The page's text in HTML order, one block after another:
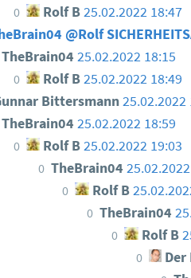
0 Rolf B25.02.2022 18:47
@Rolf
TheBrain04 25.02.2022 18:15
0 Rolf B25.02.2022 18:49
Bittersmann25.02.2022
TheBrain04 25.02.2022 18:59
0 Rolf B25.02.2022 19:03
0 TheBrain04
0 Rolf B
0 TheBrain04
0 Rolf B
0